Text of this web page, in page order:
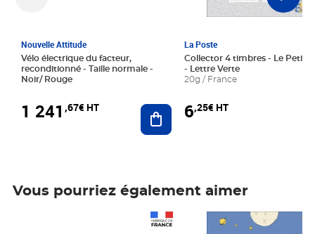
Nouvelle Attitude
Vélo électrique du facteur,
reconditionné - Taille normale -
Noir/ Rouge
1 241 ,67€ HT Ajouter au panier
La Poste
Collector 4 timbres - Le Petit
- Lettre Verte
20g / France
6,25€ HT
Vous pourriez également aimer
Prix 6,25€ HT